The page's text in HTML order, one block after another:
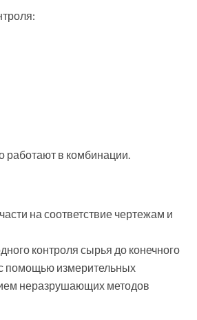
работают в комбинации.
на соответствие чертежам и
контроля сырья до конечного
помощью измерительных
неразрушающих методов